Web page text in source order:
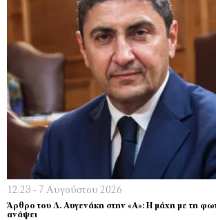
12:23 - 7 Αυγούστου 2026
Άρθρο του Λ. Αυγενάκη στην «Α»: Η μάχη με τη
ανάψει